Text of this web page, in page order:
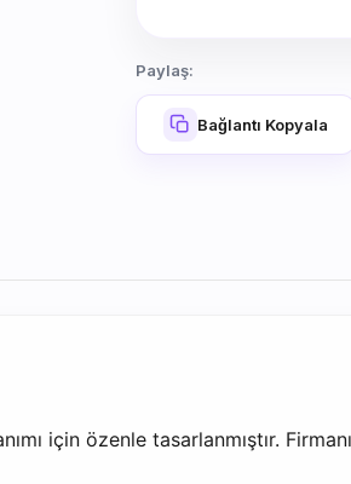
Paylaş:
Bağlantı Kopyala
için özenle tasarlanmıştır.